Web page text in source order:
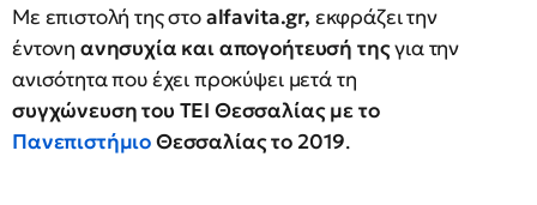
Με επιστολή της στοalfavita.gr, εκφράζει την
έντονη ανησυχία και απογοήτευσή τηςγια την
ανισότητα που έχει προκύψει μετά τη
συγχώνευση του ΤΕΙ Θεσσαλίας με το
ΠανεπιστήμιοΘεσσαλίας το 2019.